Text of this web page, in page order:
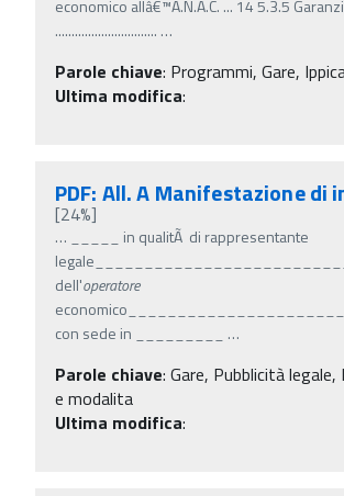
economico allâ€™A.N.A.C. ... 14 5.3.5
............................... …
Parole chiave: Programmi, Gare,
Ultima modifica:
PDF: All. A Manifestazione di
[24%]
…
_____ in qualitÃ di rappresentante
dell'operatore
con sede in _________
…
Parole chiave: Gare, Pubblicità legale,
e modalita
Ultima modifica: